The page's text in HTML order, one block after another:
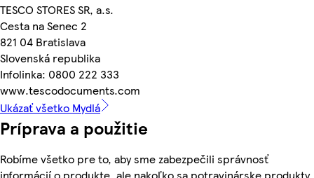
TESCO STORES SR, a.s.
Cesta na Senec 2
821 04 Bratislava
Slovenská republika
Infolinka: 0800 222 333
www.tescodocuments.com
Ukázať všetko Mydlá
Príprava a použitie
Robíme všetko pre to, aby sme zabezpečili správnosť